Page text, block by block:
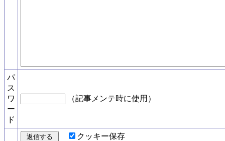
パ
ス
ワ
ー
ド
（記事メンテ時に使用）
クッキー保存